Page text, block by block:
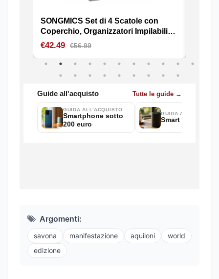
Argomenti:
savona manifestazione aquiloni
world
edizione